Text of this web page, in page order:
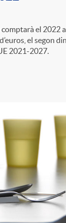
comptarà el 2022
el segon
2021-2027.